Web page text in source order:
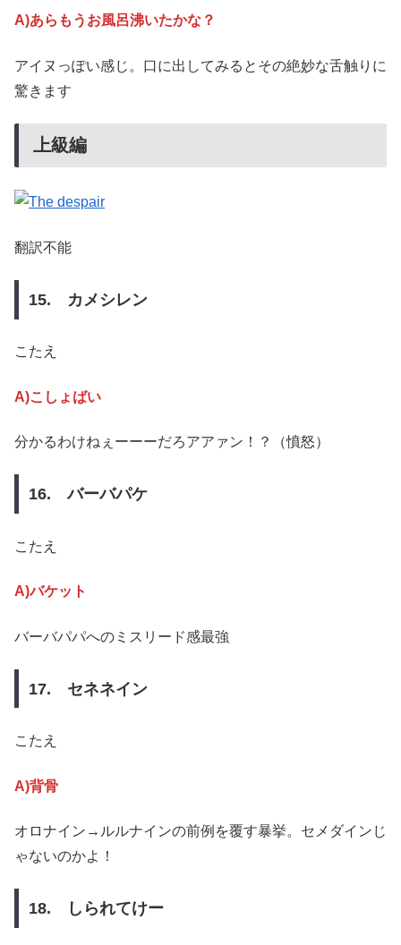
A)あらもうお風呂沸いたかな？
アイヌっぽい感じ。口に出してみるとその絶妙な舌触りに
驚きます
上級編
翻訳不能
15. カメシレン
こたえ
A)こしょばい
分かるわけねぇーーーだろアアァン！？（憤怒）
16. バーバパケ
こたえ
A)バケット
バーバパパへのミスリード感最強
17. セネネイン
こたえ
A)背骨
オロナイン→ルルナインの前例を覆す暴挙。セメダインじ
ゃないのかよ！
18. しられてけー